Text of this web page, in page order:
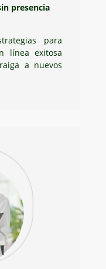
presencia
para
línea exitosa
a nuevos